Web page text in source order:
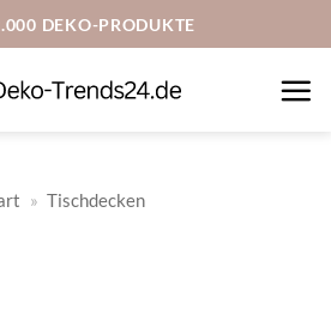
DEKO-PRODUKTE
» Tischdecken